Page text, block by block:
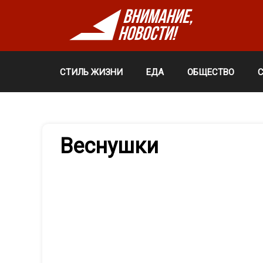
СТИЛЬ ЖИЗНИ ЕДА ОБЩЕСТВО
Веснушки